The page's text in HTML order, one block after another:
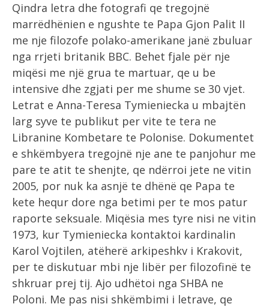
Qindra letra dhe fotografi qe tregojnë
marrëdhënien e ngushte te Papa Gjon Palit II
me nje filozofe polako-amerikane janë zbuluar
nga rrjeti britanik BBC. Behet fjale për nje
miqësi me një grua te martuar, qe u be
intensive dhe zgjati per me shume se 30 vjet.
Letrat e Anna-Teresa Tymieniecka u mbajtën
larg syve te publikut per vite te tera ne
Libranine Kombetare te Polonise. Dokumentet
e shkëmbyera tregojnë nje ane te panjohur me
pare te atit te shenjte, qe ndërroi jete ne vitin
2005, por nuk ka asnjë te dhënë qe Papa te
kete hequr dore nga betimi per te mos patur
raporte seksuale. Miqësia mes tyre nisi ne vitin
1973, kur Tymieniecka kontaktoi kardinalin
Karol Vojtilen, atëherë arkipeshkv i Krakovit,
per te diskutuar mbi nje libër per filozofinë te
shkruar prej tij. Ajo udhëtoi nga SHBA ne
Poloni. Me pas nisi shkëmbimi i letrave, qe